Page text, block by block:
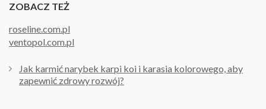
ZOBACZ TEŻ
roseline.com.pl
ventopol.com.pl
Jak karmić narybek karpi koi i karasia kolorowego, aby
zapewnić zdrowy rozwój?